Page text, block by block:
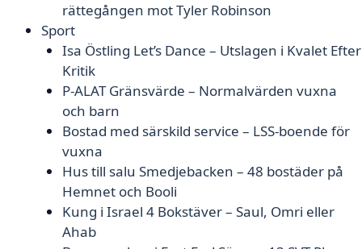
rättegången mot Tyler Robinson
Sport
Isa Östling Let’s Dance – Utslagen i Kvalet Efter
Kritik
P-ALAT Gränsvärde – Normalvärden vuxna
och barn
Bostad med särskild service – LSS-boende för
vuxna
Hus till salu Smedjebacken – 48 bostäder på
Hemnet och Booli
Kung i Israel 4 Bokstäver – Saul, Omri eller
Ahab